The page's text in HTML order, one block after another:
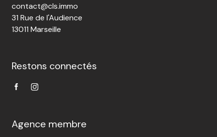
contact@cls.immo
31 Rue de l'Audience
13011 Marseille
Restons connectés
Agence membre